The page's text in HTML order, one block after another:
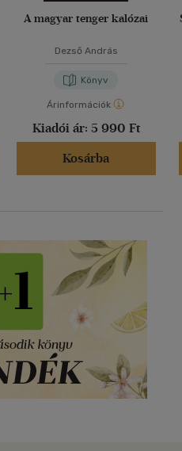
A magyar tenger kalózai
Dezső András
Könyv
Árinformációk
Kiadói ár: 5 990 Ft
Kosárba